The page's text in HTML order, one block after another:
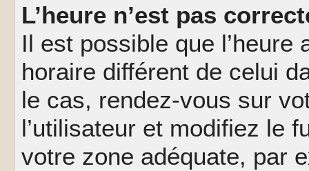
L’heure n’est pas
Il est possible que
horaire différent de celui
le cas, rendez-vous sur
l’utilisateur et modifiez le
votre zone adéquate, par